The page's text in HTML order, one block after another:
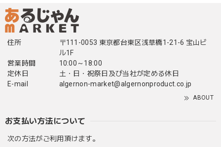
住所
〒111-0053 東京都台東区浅草橋1-21-6 宝山ビ
ル1F
営業時間
10:00～18:00
定休日
土・日・祝祭日及び当社が定める休日
E-mail
algernon-market@algernonproduct.co.jp
ABOUT
お支払い方法について
次の方法がご利用頂けます。